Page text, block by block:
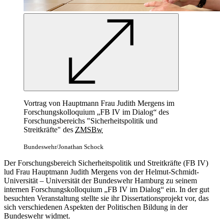
Vortrag von Hauptmann Frau Judith Mergens im
Forschungskolloquium „FB IV im Dialog“ des
Forschungsbereichs "Sicherheitspolitik und
Streitkräfte" des ZMSBw
Bundeswehr/Jonathan Schock
Der Forschungsbereich Sicherheitspolitik und Streitkräfte (FB IV)
lud Frau Hauptmann Judith Mergens von der Helmut-Schmidt-
Universität – Universität der Bundeswehr Hamburg zu seinem
internen Forschungskolloquium „FB IV im Dialog“ ein. In der gut
besuchten Veranstaltung stellte sie ihr Dissertationsprojekt vor, das
sich verschiedenen Aspekten der Politischen Bildung in der
Bundeswehr widmet.